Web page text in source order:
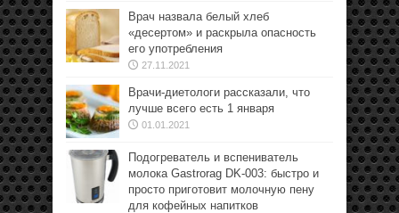
Врач назвала белый хлеб
«десертом» и раскрыла опасность
его употребления
27.11.2021
Врачи-диетологи рассказали, что
лучше всего есть 1 января
01.01.2021
Подогреватель и вспениватель
молока Gastrorag DK-003: быстро и
просто приготовит молочную пену
для кофейных напитков